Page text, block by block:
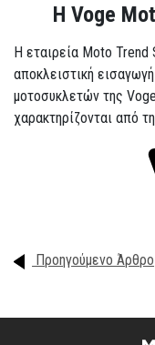
H Voge
Η εταιρεία Moto Trend
αποκλειστική
μοτοσυκλετών της
χαρακτηρίζονται από
Προηγούμενο Άρθρο